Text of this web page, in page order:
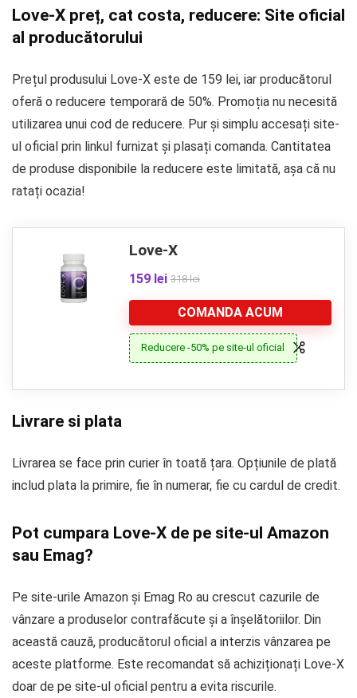
Love-X preț, cat costa, reducere: Site oficial
al producătorului
Prețul produsului Love-X este de 159 lei, iar producătorul
oferă o reducere temporară de 50%. Promoția nu necesită
utilizarea unui cod de reducere. Pur și simplu accesați site-
ul oficial prin linkul furnizat și plasați comanda. Cantitatea
de produse disponibile la reducere este limitată, așa că nu
ratați ocazia!
Love-X
159 lei 318 lei
COMANDA ACUM
Reducere -50% pe site-ul oficial
Livrare si plata
Livrarea se face prin curier în toată țara. Opțiunile de plată
includ plata la primire, fie în numerar, fie cu cardul de credit.
Pot cumpara Love-X de pe site-ul Amazon
sau Emag?
Pe site-urile Amazon și Emag Ro au crescut cazurile de
vânzare a produselor contrafăcute și a înșelătoriilor. Din
această cauză, producătorul oficial a interzis vânzarea pe
aceste platforme. Este recomandat să achiziționați Love-X
doar de pe site-ul oficial pentru a evita riscurile.